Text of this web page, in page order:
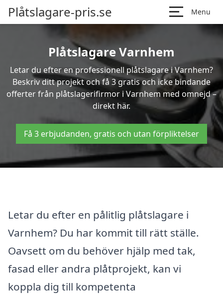
Plåtslagare-pris.se Menu
Plåtslagare Varnhem
Letar du efter en professionell plåtslagare i Varnhem?
Beskriv ditt projekt och få 3 gratis och icke bindande
offerter från plåtslagerifirmor i Varnhem med omnejd –
direkt här.
Få 3 erbjudanden, gratis och utan förpliktelser
Letar du efter en pålitlig plåtslagare i
Varnhem? Du har kommit till rätt ställe.
Oavsett om du behöver hjälp med tak,
fasad eller andra plåtprojekt, kan vi
koppla dig till kompetenta